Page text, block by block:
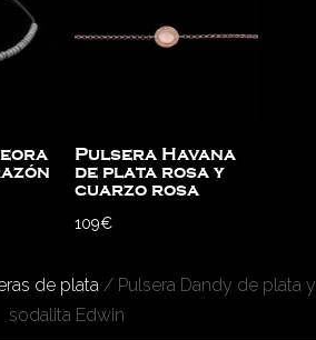
Pulsera Havana
de plata rosa y
cuarzo rosa
109€
de plata / Pulsera Dandy de plata y
sodalita Edwin